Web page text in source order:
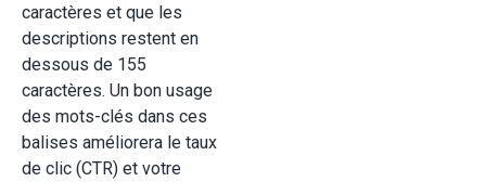
caractères et que les
descriptions restent en
dessous de 155
caractères. Un bon usage
des mots-clés dans ces
balises améliorera le taux
de clic (CTR) et votre